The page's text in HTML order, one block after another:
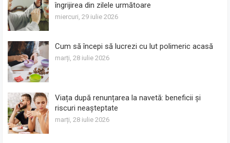
îngrijirea din zilele următoare
miercuri, 29 iulie 2026
Cum să începi să lucrezi cu lut polimeric acasă
marți, 28 iulie 2026
Viața după renunțarea la navetă: beneficii și
riscuri neașteptate
marți, 28 iulie 2026